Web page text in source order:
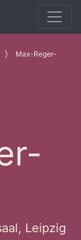
Max-Reger-
Leipzig